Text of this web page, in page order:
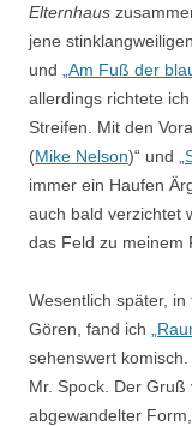
Elternhaus
jene
und
„Am Fuß der
allerdings richtete
Streifen. Mit den
(Mike Nelson)“ und
immer ein Haufen
auch bald verzichtet
das Feld zu meinem
Wesentlich später,
Gören, fand ich
sehenswert
Mr. Spock. Der Gruß
abgewandelter